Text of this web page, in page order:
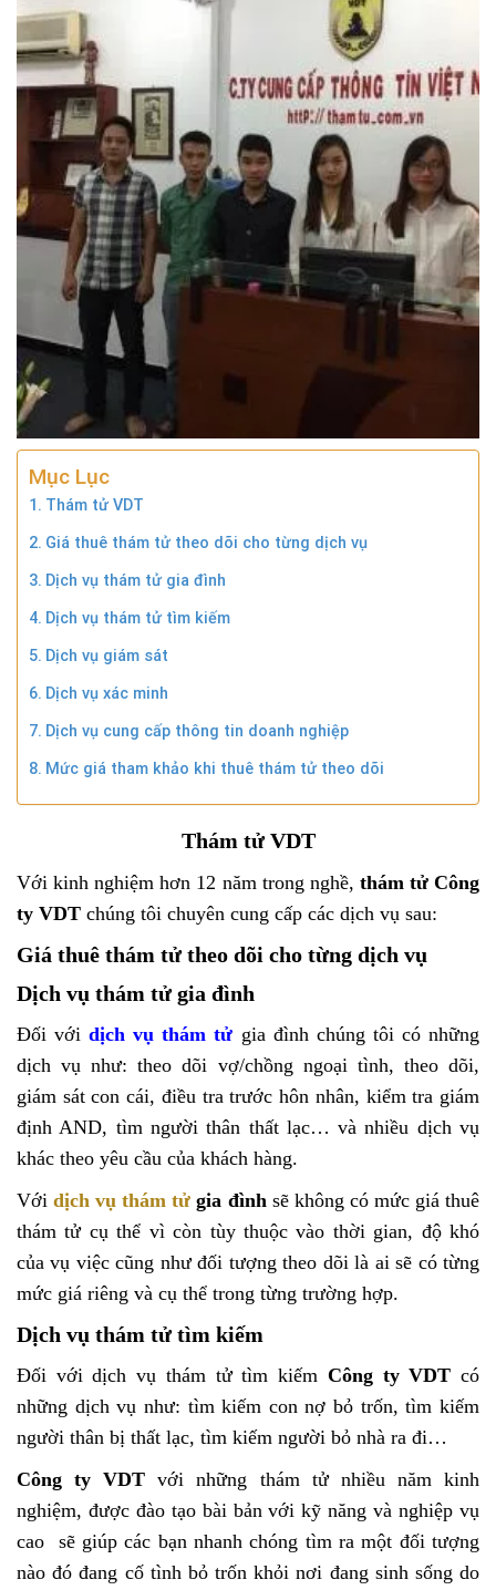
Mục Lục
Thám tử VDT
Giá thuê thám tử theo dõi cho từng dịch vụ
Dịch vụ thám tử gia đình
Dịch vụ thám tử tìm kiếm
Dịch vụ giám sát
Dịch vụ xác minh
Dịch vụ cung cấp thông tin doanh nghiệp
Mức giá tham khảo khi thuê thám tử theo dõi
Thám tử VDT
Với kinh nghiệm hơn 12 năm trong nghề, thám tử Công
ty VDT chúng tôi chuyên cung cấp các dịch vụ sau:
Giá thuê thám tử theo dõi cho từng dịch vụ
Dịch vụ thám tử gia đình
Đối với dịch vụ thám tử gia đình chúng tôi có những
dịch vụ như: theo dõi vợ/chồng ngoại tình, theo dõi,
giám sát con cái, điều tra trước hôn nhân, kiểm tra giám
định AND, tìm người thân thất lạc… và nhiều dịch vụ
khác theo yêu cầu của khách hàng.
Vớidịch vụ thám tử gia đìnhsẽ không có mức giá thuê
thám tử cụ thể vì còn tùy thuộc vào thời gian, độ khó
của vụ việc cũng như đối tượng theo dõi là ai sẽ có từng
mức giá riêng và cụ thể trong từng trường hợp.
Dịch vụ thám tử tìm kiếm
Đối với dịch vụ thám tử tìm kiếm Công ty VDT có
những dịch vụ như: tìm kiếm con nợ bỏ trốn, tìm kiếm
người thân bị thất lạc, tìm kiếm người bỏ nhà ra đi…
Công ty VDT với những thám tử nhiều năm kinh
nghiệm, được đào tạo bài bản với kỹ năng và nghiệp vụ
cao sẽ giúp các bạn nhanh chóng tìm ra một đối tượng
nào đó đang cố tình bỏ trốn khỏi nơi đang sinh sống do